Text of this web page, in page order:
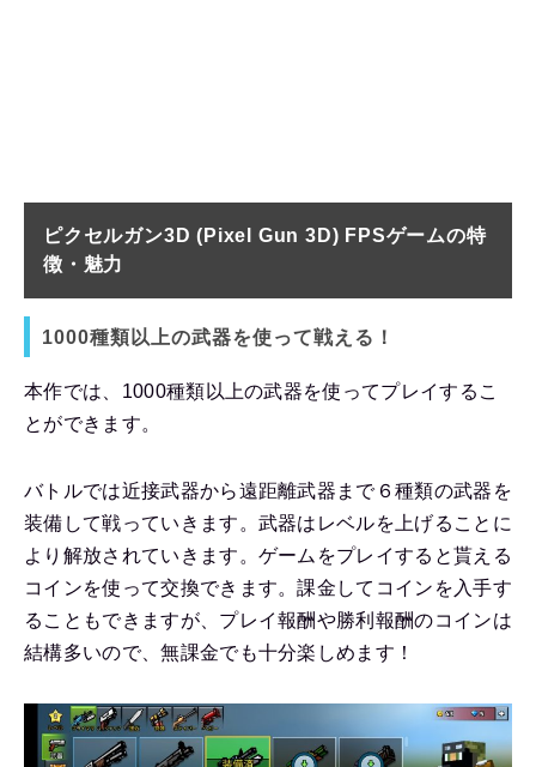
ピクセルガン3D (Pixel Gun 3D) FPSゲームの特
徴・魅力
1000種類以上の武器を使って戦える！
本作では、1000種類以上の武器を使ってプレイするこ
とができます。
バトルでは近接武器から遠距離武器まで６種類の武器を
装備して戦っていきます。武器はレベルを上げることに
より解放されていきます。ゲームをプレイすると貰える
コインを使って交換できます。課金してコインを入手す
ることもできますが、プレイ報酬や勝利報酬のコインは
結構多いので、無課金でも十分楽しめます！